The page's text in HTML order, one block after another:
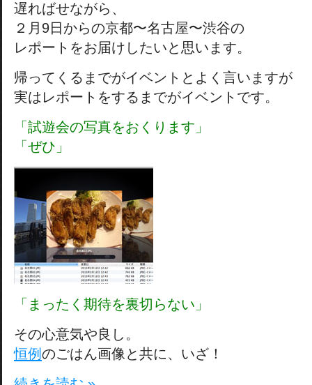
遅ればせながら、
２月9日からの京都〜名古屋〜渋谷の
レポートをお届けしたいと思います。
帰ってくるまでがイベントとよく言いますが
実はレポートをするまでがイベントです。
「試遊会の写真をおくります」
「ぜひ」
「まったく期待を裏切らない」
その心意気や良し。
恒例のごはん画像と共に、いざ！